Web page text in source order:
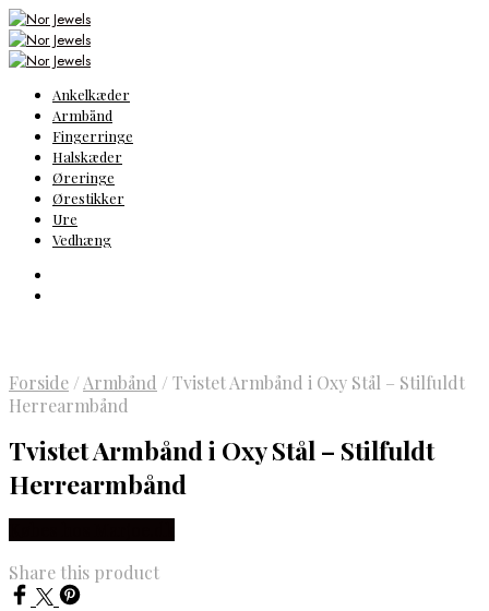
Ankelkæder
Armbånd
Fingerringe
Halskæder
Øreringe
Ørestikker
Ure
Vedhæng
Forside / Armbånd / Tvistet Armbånd i Oxy Stål – Stilfuldt
Herrearmbånd
Tvistet Armbånd i Oxy Stål – Stilfuldt
Herrearmbånd
Share this product